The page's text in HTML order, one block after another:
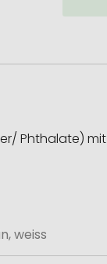
Phthalate)
weiss